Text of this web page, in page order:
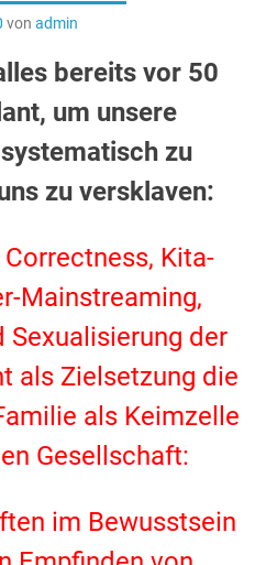
von admin
bereits vor 50
um unsere
zu
zu versklaven:
Kita-
Mainstreaming,
Sexualisierung der
als Zielsetzung die
als Keimzelle
Gesellschaft:
im Bewusstsein